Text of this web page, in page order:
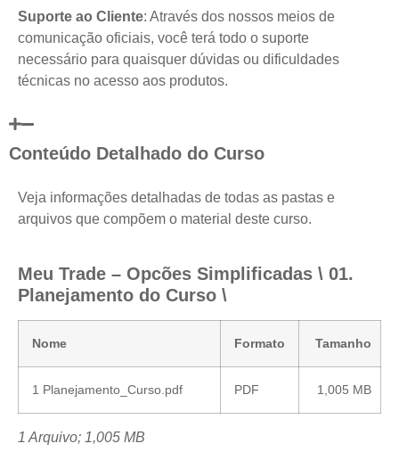
Suporte ao Cliente: Através dos nossos meios de
comunicação oficiais, você terá todo o suporte
necessário para quaisquer dúvidas ou dificuldades
técnicas no acesso aos produtos.
Conteúdo Detalhado do Curso
Veja informações detalhadas de todas as pastas e
arquivos que compõem o material deste curso.
Meu Trade – Opcões Simplificadas \ 01.
Planejamento do Curso \
Nome Formato Tamanho
1 Planejamento_Curso.pdf PDF 1,005 MB
1 Arquivo; 1,005 MB